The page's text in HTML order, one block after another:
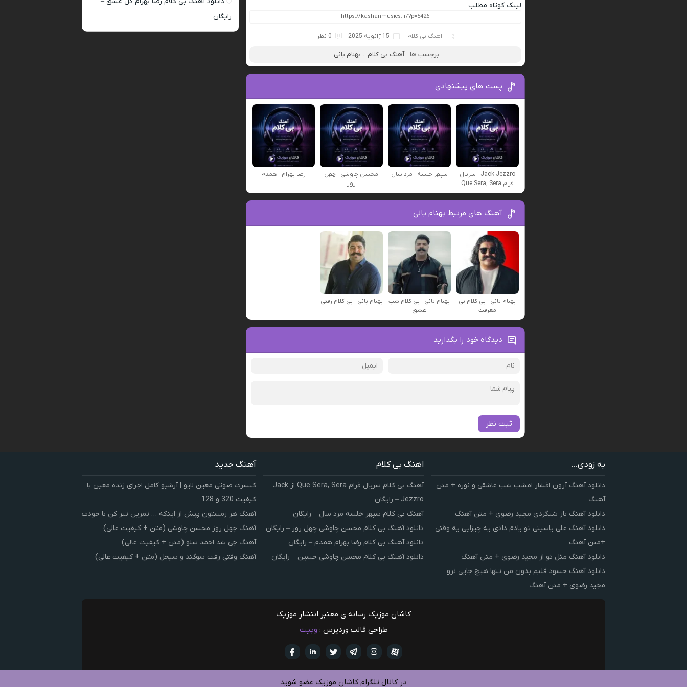
لینک کوتاه مطلب
اهنگ بی کلام 15 ژانویه 2025 0 نظر
برچسب ها : آهنگ بی کلام ، بهنام بانی
پست های پیشنهادی
Jack Jezzro - سریال
فرام Que Sera, Sera
سپهر خلسه - مرد سال
محسن چاوشی - چهل
روز
رضا بهرام - همدم
آهنگ های مرتبط بهنام بانی
بهنام بانی - بی کلام بی
معرفت
بهنام بانی - بی کلام شب
عشق
بهنام بانی - بی کلام رفتی
دیدگاه خود را بگذارید
ثبت نظر
رایگان
به زودی...
دانلود آهنگ آرون افشار امشب شب عاشقی و نوره + متن
آهنگ
دانلود آهنگ باز شبگردی مجید رضوی + متن آهنگ
دانلود آهنگ علی یاسینی تو یادم دادی یه چیزایی یه وقتی
+متن آهنگ
دانلود آهنگ مثل تو از مجید رضوی + متن آهنگ
دانلود آهنگ حسود قلبم بدون من تنها هیچ جایی نرو
مجید رضوی + متن آهنگ
اهنگ بی کلام
آهنگ بی کلام سریال فرام Que Sera, Sera از Jack
Jezzro – رایگان
آهنگ بی کلام سپهر خلسه مرد سال – رایگان
دانلود آهنگ بی کلام محسن چاوشی چهل روز – رایگان
دانلود آهنگ بی کلام رضا بهرام همدم – رایگان
دانلود آهنگ بی کلام محسن چاوشی حسین – رایگان
آهنگ جدید
کنسرت صوتی معین لایو | آرشیو کامل اجرای زنده معین با
کیفیت 320 و 128
آهنگ هر زمستون پیش از اینکه … تمرین تبر کن با خودت
آهنگ چهل روز محسن چاوشی (متن + کیفیت عالی)
آهنگ چی شد احمد سلو (متن + کیفیت عالی)
آهنگ وقتی رفت سوگند و سیجل (متن + کیفیت عالی)
کاشان موزیک رسانه ی معتبر انتشار موزیک
طراحی قالب وردپرس : وبیت
تويتر تلگرام
اینستاگرام آپارات
در کانال تلگرام کاشان موزیک عضو شوید